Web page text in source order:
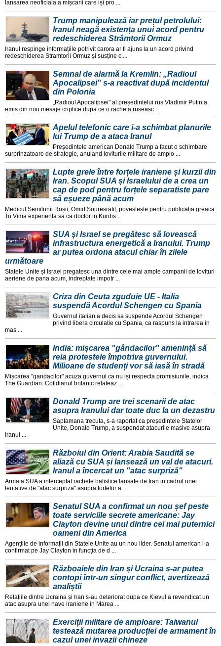
lansarea neoficiala a mișcarii care iși pro ...
Trump manipulează iar prețul petrolului:
Iranul neagă existența unui acord pentru
redeschiderea Strâmtorii Ormuz
Iranul respinge informațiile potrivit carora ar fi ajuns la un acord privind
redeschiderea Stramtorii Ormuz și susține c ...
Semnal de alarmă la Kremlin: „Radioul
Apocalipsei" s-a reactivat după incidentul
din Polonia
„Radioul Apocalipsei" al președintelui rus Vladimir Putin a
emis din nou mesaje criptice dupa ce o racheta ruseasc ...
Apelul telefonic care i-a schimbat planurile
lui Trump de a ataca Iranul
Președintele american Donald Trump a facut o schimbare
surprinzatoare de strategie, anuland loviturile militare de amplo ...
Lupte grele între forțele iraniene și kurzii din
Iran. Scopul SUA și Israelului de a crea un
cap de pod pentru forțele separatiste pare
să eșueze până acum
Medicul Semilunii Roșii, Omid Souresrafil, povestește pentru publicația greaca
To Vima experiența sa ca doctor in Kurdis ...
SUA și Israel se pregătesc să lovească
infrastructura energetică a Iranului. Trump
ar putea ordona atacul chiar în zilele
următoare
Statele Unite și Israel pregatesc una dintre cele mai ample campanii de lovituri
aeriene de pana acum, indreptate impotr ...
Criza din Ceuta zguduie UE - Italia
suspendă Acordul Schengen cu Spania
Guvernul italian a decis sa suspende Acordul Schengen
privind libera circulatie cu Spania, ca raspuns la intrarea in
mas ...
India: mișcarea "gândacilor" amenință să
reia protestele împotriva guvernului.
Milioane de studenți vor să iasă în stradă
Mișcarea "gandacilor" acuza guvernul ca nu iși respecta promisiunile, indica
The Guardian. Cotidianul britanic relateaz ...
Donald Trump are trei scenarii de atac
asupra Iranului dar toate duc la un dezastru
Saptamana trecuta, s-a raportat ca președintele Statelor
Unite, Donald Trump, a suspendat atacurile masive asupra
Iranul ...
Războiul din Orient: Arabia Saudită se
aliază cu SUA și lansează un val de atacuri.
Iranul a încercat un "atac surpriză"
Armata SUA a interceptat rachete balistice lansate de Iran in cadrul unei
tentative de "atac surpriza" asupra fortelor a ...
Senatul SUA a confirmat un nou șef peste
toate serviciile secrete americane: Jay
Clayton devine unul dintre cei mai puternici
oameni din America
Agențiile de informații din Statele Unite au un nou lider. Senatul american l-a
confirmat pe Jay Clayton in funcția de d ...
Războaiele din Iran și Ucraina s-ar putea
contopi într-un singur conflict, avertizează
analiștii
Relațiile dintre Ucraina și Iran s-au deteriorat dupa ce Kievul a revendicat un
atac asupra unei nave iraniene in Marea ...
Exerciții militare de amploare: Taiwanul
testează mutarea producției de armament în
cazul unei invazii chineze